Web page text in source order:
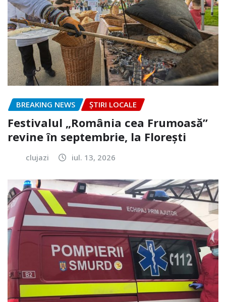
BREAKING NEWS ȘTIRI LOCALE
Festivalul „România cea Frumoasă”
revine în septembrie, la Florești
clujazi iul. 13, 2026